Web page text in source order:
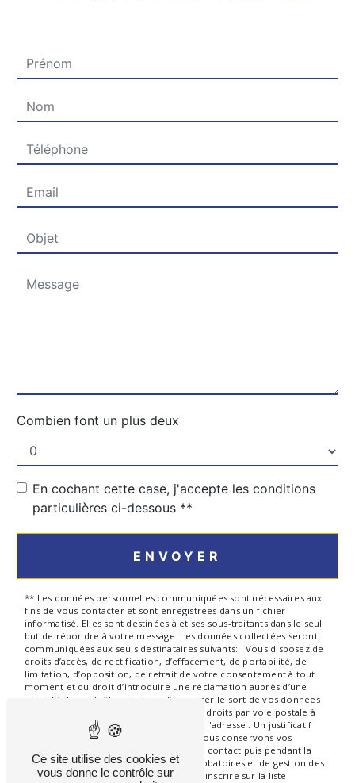
Combien font un plus deux
En cochant cette case, j'accepte les conditions
particulières ci-dessous **
ENVOYER
** Les données personnelles communiquées sont nécessaires aux
fins de vous contacter et sont enregistrées dans un fichier
informatisé. Elles sont destinées à et ses sous-traitants dans le seul
but de répondre à votre message. Les données collectées seront
communiquées aux seuls destinataires suivants: . Vous disposez de
droits d’accès, de rectification, d’effacement, de portabilité, de
limitation, d’opposition, de retrait de votre consentement à tout
moment et du droit d’introduire une réclamation auprès d’une
autorité de contrôle, ainsi que d’organiser le sort de vos données
post-mortem. Vous pouvez exercer ces droits par voie postale à
l'adresse ou par courrier électronique à l'adresse . Un justificatif
d'identité pourra vous être demandé. Nous conservons vos
données pendant la période de prise de contact puis pendant la
durée de prescription légale aux fins probatoires et de gestion des
contentieux. Vous avez le droit de vous inscrire sur la liste
Ce site utilise des cookies et
vous donne le contrôle sur